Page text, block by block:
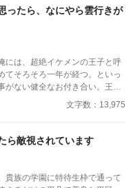
、忘れたまま生きることを選ん
にも掲載して
ったら、なにやら雲行きが
には、超絶イケメンの王子と呼
てそろそろ一年が経つ。といっ
がない健全なお付き合い。王子
の心臓を高鳴らせてくる——だ
た。それきり彼と話していな
。彼女が彼に寄り掛かって二
目の前が真っ黒になった。もう
にその場に立ち尽くした、そ
たこともない怒声が俺の耳に届
文字数：13,975
ら敵視されています
貴族の学園に特待生枠で通って